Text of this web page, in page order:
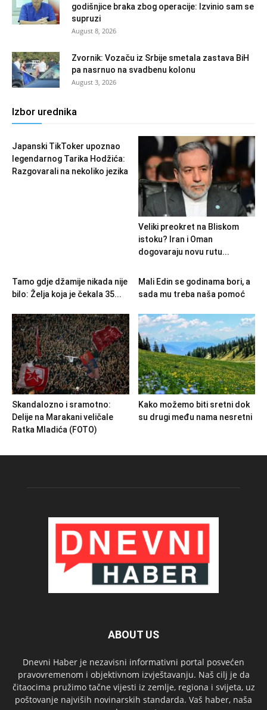
godišnjice braka zbog operacije: Izvinio sam se
supruzi
August 8, 2026
Zvornik: Vozaču iz Srbije smetala zastava BiH
pa nasrnuo na svadbenu kolonu
August 3, 2026
Izbor urednika
Japanski TikToker upoznao
legendarnog Tarika Hodžića:
Razgovarali na nekoliko jezika
Veliki preokret na Bliskom
istoku? Iran i Oman
dogovaraju novu rutu...
Tamo gdje džamije nikada nije
bilo: Želja koja je čekala 35...
Mali Edin se godinama bori, a
sada mu treba naša pomoć
Skandalozno i sramotno:
Delije na Marakani veličale
Ratka Mladića (FOTO)
Kako možemo biti sretni dok
su drugi među nama nesretni
ABOUT US
Dnevni Haber je nezavisni informativni portal posvećen
pravovremenom i objektivnom izvještavanju. Naš cilj je da
čitaocima pružimo tačne vijesti iz zemlje, regiona i svijeta, uz
poštovanje najviših novinarskih standarda. Vaš haber, naša